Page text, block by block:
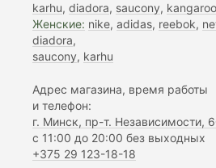
karhu, diadora, saucony,
Женские: nike, adidas, reebok,
diadora,
saucony, karhu
Адрес магазина, время работы
и телефон:
г. Минск, пр-т. Независимости,
с 11:00 до 20:00 без выходных
+375 29 123-18-18